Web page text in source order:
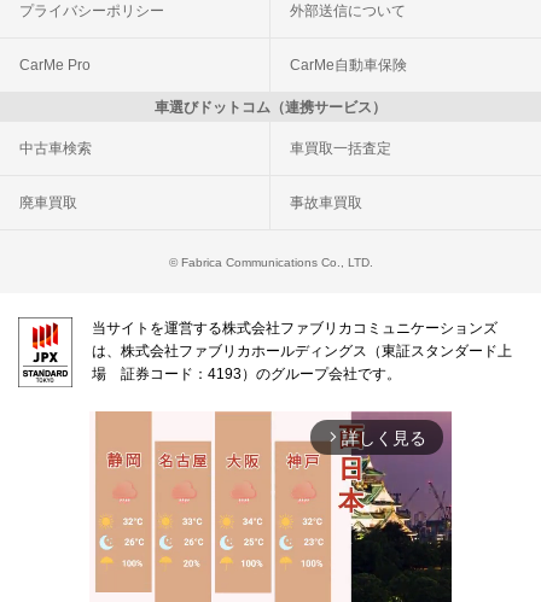
プライバシーポリシー 外部送信について
CarMe Pro CarMe自動車保険
車選びドットコム（連携サービス）
中古車検索 車買取一括査定
廃車買取 事故車買取
© Fabrica Communications Co., LTD.
当サイトを運営する株式会社ファブリカコミュニケーションズ
は、株式会社ファブリカホールディングス（東証スタンダード上
場 証券コード：4193）のグループ会社です。
arrow_forward_ios 詳しく見る